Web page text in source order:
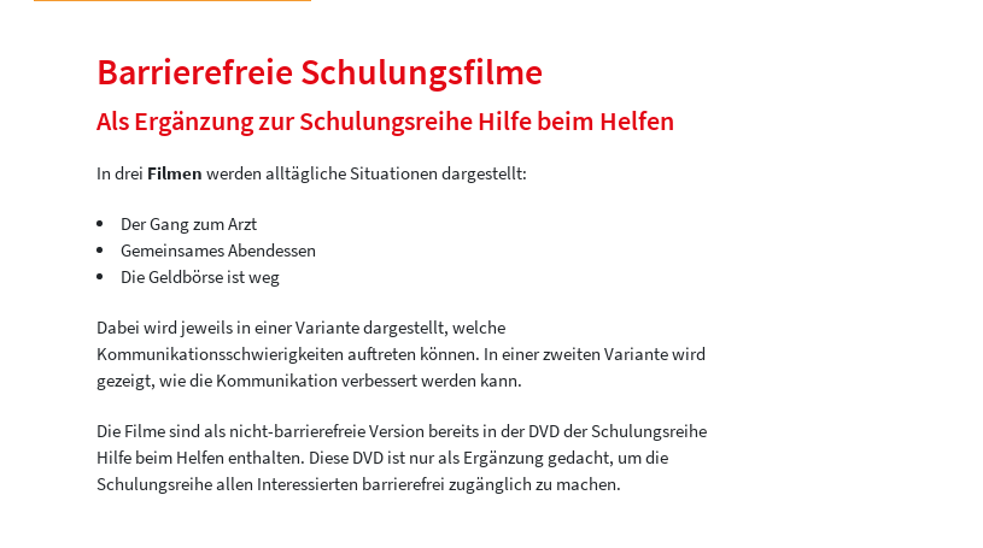
Barrierefreie Schulungsfilme
Als Ergänzung zur Schulungsreihe Hilfe beim Helfen
In drei Filmen werden alltägliche Situationen dargestellt:
Der Gang zum Arzt
Gemeinsames Abendessen
Die Geldbörse ist weg
Dabei wird jeweils in einer Variante dargestellt, welche
Kommunikationsschwierigkeiten auftreten können. In einer zweiten Variante wird
gezeigt, wie die Kommunikation verbessert werden kann.
Die Filme sind als nicht-barrierefreie Version bereits in der DVD der Schulungsreihe
Hilfe beim Helfen enthalten. Diese DVD ist nur als Ergänzung gedacht, um die
Schulungsreihe allen Interessierten barrierefrei zugänglich zu machen.